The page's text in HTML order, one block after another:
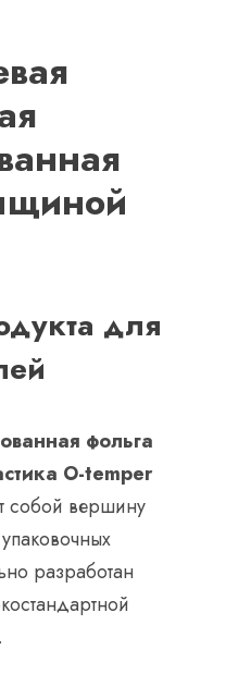
для
фольга
O-temper
собой вершину
разработан